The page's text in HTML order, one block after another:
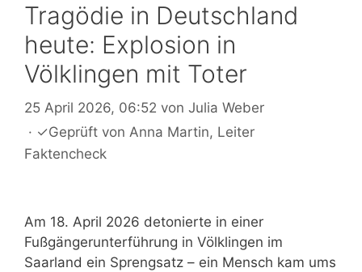
Tragödie in Deutschland
heute: Explosion in
Völklingen mit Toter
25 April 2026, 06:52 von Julia Weber
· ✓Geprüft von Anna Martin, Leiter
Faktencheck
Am 18. April 2026 detonierte in einer
Fußgängerunterführung in Völklingen im
Saarland ein Sprengsatz – ein Mensch kam ums